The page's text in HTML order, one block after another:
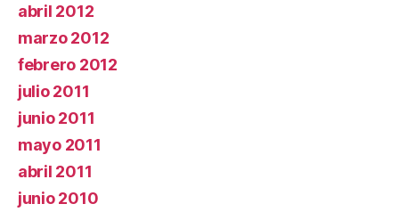
abril 2012
marzo 2012
febrero 2012
julio 2011
junio 2011
mayo 2011
abril 2011
junio 2010